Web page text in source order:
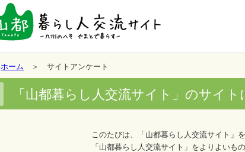
ホーム ＞ サイトアンケート
「山都暮らし人交流サイト」のサイ
このたびは、「山都暮らし人交流サイト」
「山都暮らし人交流サイト」をよりよいも